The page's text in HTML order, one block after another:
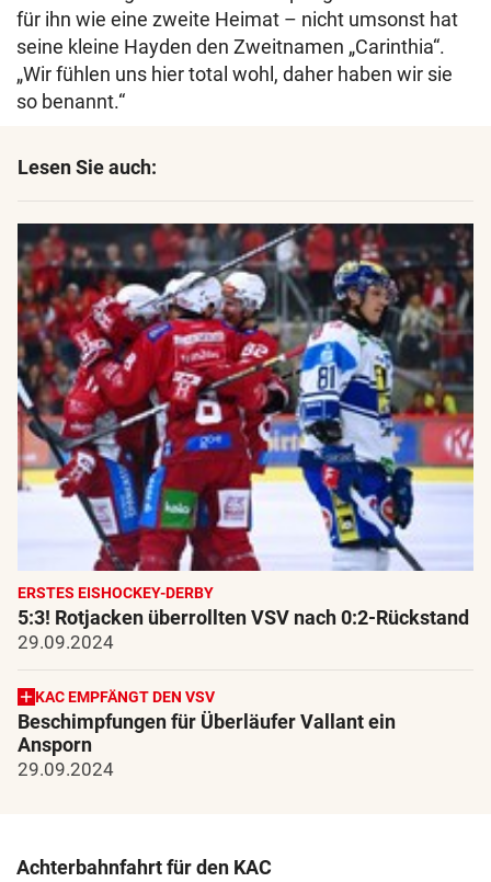
für ihn wie eine zweite Heimat – nicht umsonst hat
seine kleine Hayden den Zweitnamen „Carinthia“.
„Wir fühlen uns hier total wohl, daher haben wir sie
so benannt.“
Lesen Sie auch:
ERSTES EISHOCKEY-DERBY
5:3! Rotjacken überrollten VSV nach 0:2-Rückstand
29.09.2024
KAC EMPFÄNGT DEN VSV
Beschimpfungen für Überläufer Vallant ein
Ansporn
29.09.2024
Achterbahnfahrt für den KAC